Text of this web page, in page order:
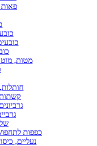
פאות
מטות,
קשתות
כפפות
נעליים,